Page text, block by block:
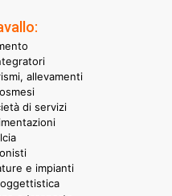
allevamenti
di servizi
e impianti